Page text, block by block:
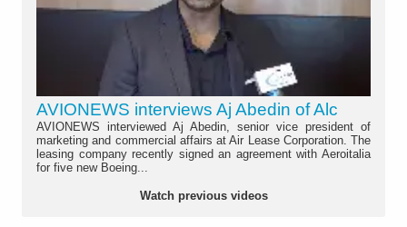
AVIONEWS interviews Aj Abedin of Alc
AVIONEWS interviewed Aj Abedin, senior vice president of
marketing and commercial affairs at Air Lease Corporation. The
leasing company recently signed an agreement with Aeroitalia
for five new Boeing...
Watch previous videos